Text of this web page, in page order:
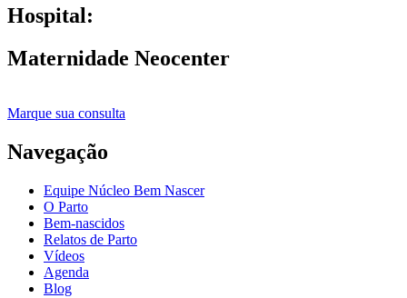
Hospital:
Maternidade Neocenter
Marque sua consulta
Navegação
Equipe Núcleo Bem Nascer
O Parto
Bem-nascidos
Relatos de Parto
Vídeos
Agenda
Blog